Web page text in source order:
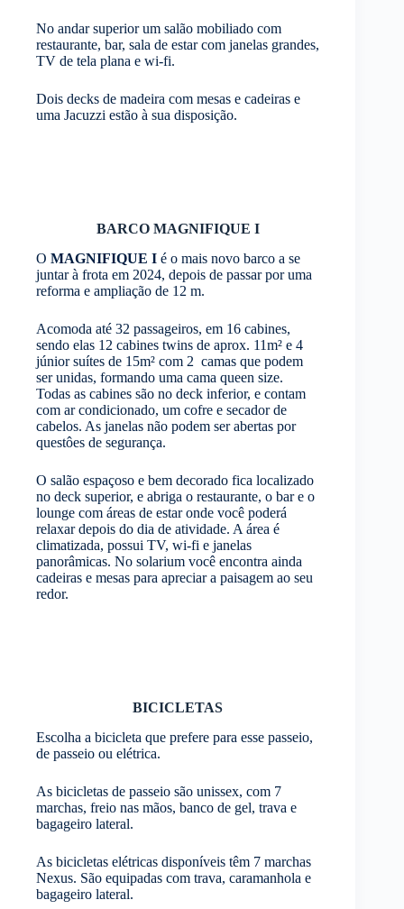
No andar superior um salão mobiliado com
restaurante, bar, sala de estar com janelas grandes,
TV de tela plana e wi-fi.
Dois decks de madeira com mesas e cadeiras e
uma Jacuzzi estão à sua disposição.
BARCO MAGNIFIQUE I
O MAGNIFIQUE I é o mais novo barco a se
juntar à frota em 2024, depois de passar por uma
reforma e ampliação de 12 m.
Acomoda até 32 passageiros, em 16 cabines,
sendo elas 12 cabines twins de aprox. 11m² e 4
júnior suítes de 15m² com 2 camas que podem
ser unidas, formando uma cama queen size.
Todas as cabines são no deck inferior, e contam
com ar condicionado, um cofre e secador de
cabelos. As janelas não podem ser abertas por
questôes de segurança.
O salão espaçoso e bem decorado fica localizado
no deck superior, e abriga o restaurante, o bar e o
lounge com áreas de estar onde você poderá
relaxar depois do dia de atividade. A área é
climatizada, possui TV, wi-fi e janelas
panorâmicas. No solarium você encontra ainda
cadeiras e mesas para apreciar a paisagem ao seu
redor.
BICICLETAS
Escolha a bicicleta que prefere para esse passeio,
de passeio ou elétrica.
As bicicletas de passeio são unissex, com 7
marchas, freio nas mãos, banco de gel, trava e
bagageiro lateral.
As bicicletas elétricas disponíveis têm 7 marchas
Nexus. São equipadas com trava, caramanhola e
bagageiro lateral.